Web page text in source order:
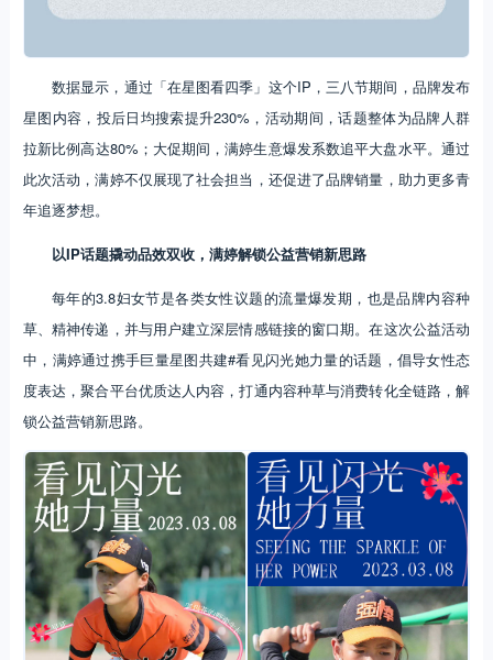
数据显示，通过「在星图看四季」这个IP，三八节期间，品牌发布
星图内容，投后日均搜索提升230%，活动期间，话题整体为品牌人群
拉新比例高达80%；大促期间，满婷生意爆发系数追平大盘水平。通过
此次活动，满婷不仅展现了社会担当，还促进了品牌销量，助力更多青
年追逐梦想。
以IP话题撬动品效双收，满婷解锁公益营销新思路
每年的3.8妇女节是各类女性议题的流量爆发期，也是品牌内容种
草、精神传递，并与用户建立深层情感链接的窗口期。在这次公益活动
中，满婷通过携手巨量星图共建#看见闪光她力量的话题，倡导女性态
度表达，聚合平台优质达人内容，打通内容种草与消费转化全链路，解
锁公益营销新思路。